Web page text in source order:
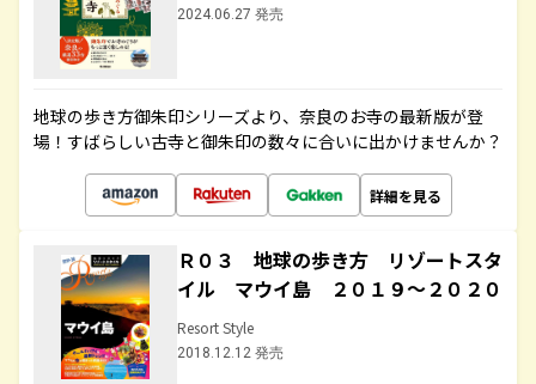
2024.06.27 発売
地球の歩き方御朱印シリーズより、奈良のお寺の最新版が登
場！すばらしい古寺と御朱印の数々に合いに出かけませんか？
詳細を見る
Ｒ０３ 地球の歩き方 リゾートスタ
イル マウイ島 ２０１９～２０２０
Resort Style
2018.12.12 発売